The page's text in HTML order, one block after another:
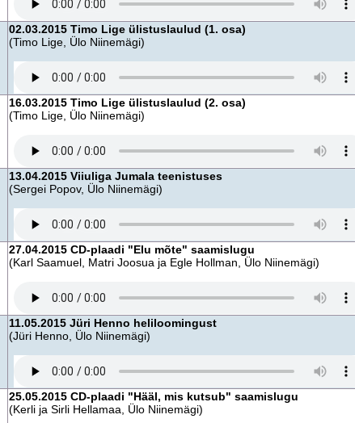
02.03.2015 Timo Lige ülistuslaulud (1. osa)
(Timo Lige, Ülo Niinemägi)
16.03.2015 Timo Lige ülistuslaulud (2. osa)
(Timo Lige, Ülo Niinemägi)
13.04.2015 Viiuliga Jumala teenistuses
(Sergei Popov, Ülo Niinemägi)
27.04.2015 CD-plaadi "Elu mõte" saamislugu
(Karl Saamuel, Matri Joosua ja Egle Hollman, Ülo Niinemägi)
11.05.2015 Jüri Henno heliloomingust
(Jüri Henno, Ülo Niinemägi)
25.05.2015 CD-plaadi "Hääl, mis kutsub" saamislugu
(Kerli ja Sirli Hellamaa, Ülo Niinemägi)